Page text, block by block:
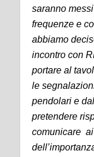
saranno
frequenze e
abbiamo
incontro con
portare al
le
pendolari e
pretendere
comunicare